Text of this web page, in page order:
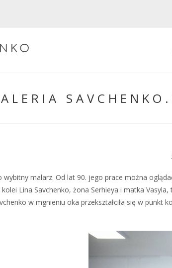
wybitny malarz. Od lat 90. jego prace można
Lina Savchenko, żona Serhieya i matka
w mgnieniu oka przekształciła się w